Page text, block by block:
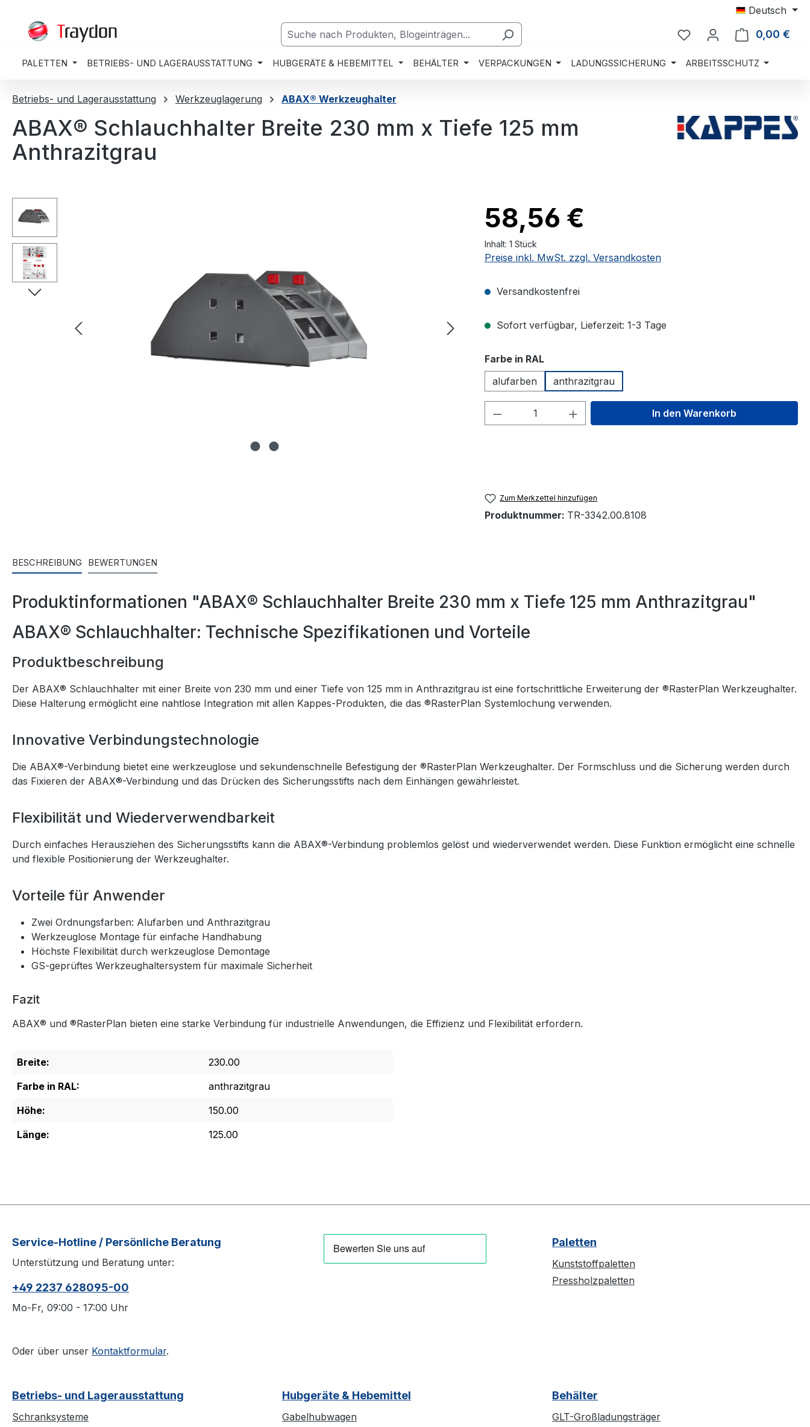
Deutsch
0,00 €
PALETTEN BETRIEBS- UND LAGERAUSSTATTUNG HUBGERÄTE & HEBEMITTEL BEHÄLTER VERPACKUNGEN LADUNGSSICHERUNG ARBEITSSCHUTZ
Betriebs- und Lagerausstattung Werkzeuglagerung ABAX® Werkzeughalter
ABAX® Schlauchhalter Breite 230 mm x Tiefe 125 mm
Anthrazitgrau
58,56 €
Inhalt: 1 Stück
Preise inkl. MwSt. zzgl. Versandkosten
Versandkostenfrei
Sofort verfügbar, Lieferzeit: 1-3 Tage
Farbe in RALauswählen
alufarben
anthrazitgrau
Produkt Anzahl: Gib den gewünschten Wert
In den Warenkorb
Zum Merkzettel hinzufügen
Produktnummer: TR-3342.00.8108
BESCHREIBUNG BEWERTUNGEN
Produktinformationen "ABAX® Schlauchhalter Breite 230 mm x Tiefe 125 mm Anthrazitgrau"
ABAX® Schlauchhalter: Technische Spezifikationen und Vorteile
Produktbeschreibung
Der ABAX® Schlauchhalter mit einer Breite von 230 mm und einer Tiefe von 125 mm in Anthrazitgrau ist eine fortschrittliche Erweiterung der ®RasterPlan Werkzeughalter.
Diese Halterung ermöglicht eine nahtlose Integration mit allen Kappes-Produkten, die das ®RasterPlan Systemlochung verwenden.
Innovative Verbindungstechnologie
Die ABAX®-Verbindung bietet eine werkzeuglose und sekundenschnelle Befestigung der ®RasterPlan Werkzeughalter. Der Formschluss und die Sicherung werden durch
das Fixieren der ABAX®-Verbindung und das Drücken des Sicherungsstifts nach dem Einhängen gewährleistet.
Flexibilität und Wiederverwendbarkeit
Durch einfaches Herausziehen des Sicherungsstifts kann die ABAX®-Verbindung problemlos gelöst und wiederverwendet werden. Diese Funktion ermöglicht eine schnelle
und flexible Positionierung der Werkzeughalter.
Vorteile für Anwender
Zwei Ordnungsfarben: Alufarben und Anthrazitgrau
Werkzeuglose Montage für einfache Handhabung
Höchste Flexibilität durch werkzeuglose Demontage
GS-geprüftes Werkzeughaltersystem für maximale Sicherheit
Fazit
ABAX® und ®RasterPlan bieten eine starke Verbindung für industrielle Anwendungen, die Effizienz und Flexibilität erfordern.
Breite:
230.00
Farbe in RAL:
anthrazitgrau
Höhe:
150.00
Länge:
125.00
Service-Hotline / Persönliche Beratung
Unterstützung und Beratung unter:
+49 2237 628095-00
Mo-Fr, 09:00 - 17:00 Uhr
Oder über unser Kontaktformular.
Paletten
Kunststoffpaletten
Pressholzpaletten
Betriebs- und Lagerausstattung
Schranksysteme
Hubgeräte & Hebemittel
Gabelhubwagen
Behälter
GLT-Großladungsträger